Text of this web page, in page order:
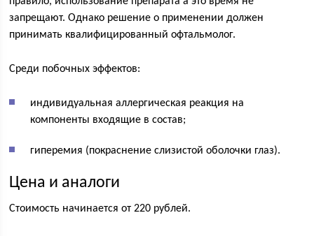
запрещают. Однако решение о применении должен
принимать квалифицированный офтальмолог.
Среди побочных эффектов:
индивидуальная аллергическая реакция на
компоненты входящие в состав;
гиперемия (покраснение слизистой оболочки глаз).
Цена и аналоги
Стоимость начинается от 220 рублей.